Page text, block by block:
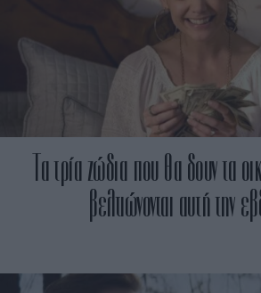
Τα τρία ζώδια που θα δουν τα
βελτιώνονται αυτή την